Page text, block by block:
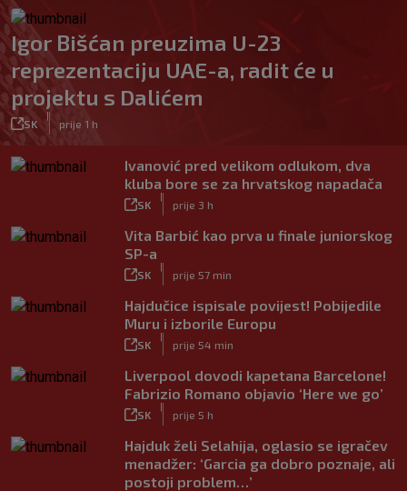
Igor Bišćan preuzima U-23
reprezentaciju UAE-a, radit će u
projektu s Dalićem
SK prije 1 h
Ivanović pred velikom odlukom, dva
kluba bore se za hrvatskog napadača
SK prije 3 h
Vita Barbić kao prva u finale juniorskog
SP-a
SK prije 57 min
Hajdučice ispisale povijest! Pobijedile
Muru i izborile Europu
SK prije 54 min
Liverpool dovodi kapetana Barcelone!
Fabrizio Romano objavio ‘Here we go’
SK prije 5 h
Hajduk želi Selahija, oglasio se igračev
menadžer: ‘Garcia ga dobro poznaje, ali
postoji problem…’